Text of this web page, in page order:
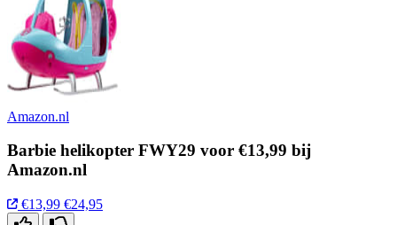
Amazon.nl
Barbie helikopter FWY29 voor €13,99 bij
Amazon.nl
€13,99 €24,95